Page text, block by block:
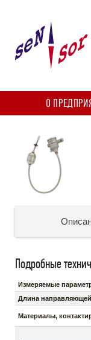
О
Подробные
Измеряемые
Длина
Материалы,